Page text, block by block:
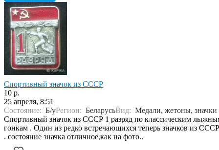
Спортивный значок из СССР
10 р.
25 апреля, 8:51
Состояние: Б/уРегион: БеларусьВид: Медали, жетоны, значки
Спортивный значок из СССР 1 разряд по классическим
гонкам . Один из редко встречающихся теперь значков из
. состояние значка отличное,как на фото..